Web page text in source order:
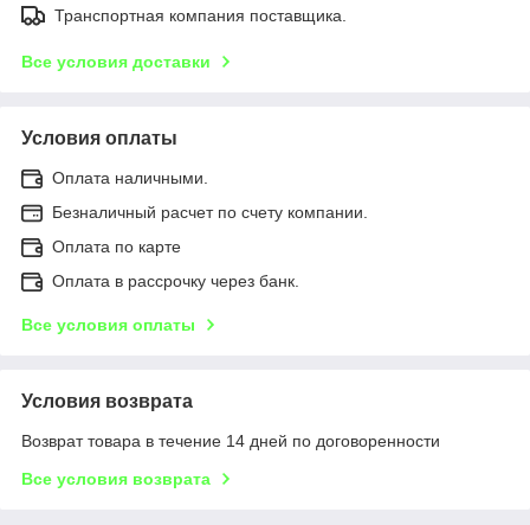
Транспортная компания поставщика.
Все условия доставки
Условия оплаты
Оплата наличными.
Безналичный расчет по счету компании.
Оплата по карте
Оплата в рассрочку через банк.
Все условия оплаты
Условия возврата
Возврат товара в течение 14 дней по договоренности
Все условия возврата